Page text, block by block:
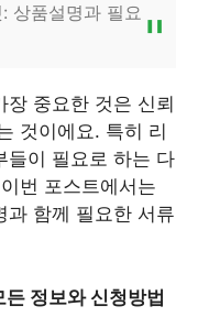
상품설명과 필요
장 중요한 것은 신뢰
것이에요. 특히 리
들이 필요로 하는 다
번 포스트에서는
과 함께 필요한 서류
정보와 신청방법